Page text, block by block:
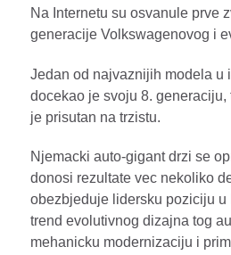
Na Internetu su osvanule prve
generacije Volkswagenovog i
Jedan od najvaznijih modela u
docekao je svoju 8.
je prisutan na trzistu.
Njemacki auto-gigant drzi se
donosi rezultate vec nekoliko
obezbjeduje lidersku poziciju u
trend evolutivnog dizajna tog
mehanicku modernizaciju i